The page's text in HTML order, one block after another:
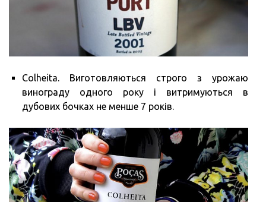
Colheita. Виготовляються строго з урожаю
винограду одного року і витримуються в
дубових бочках не менше 7 років.